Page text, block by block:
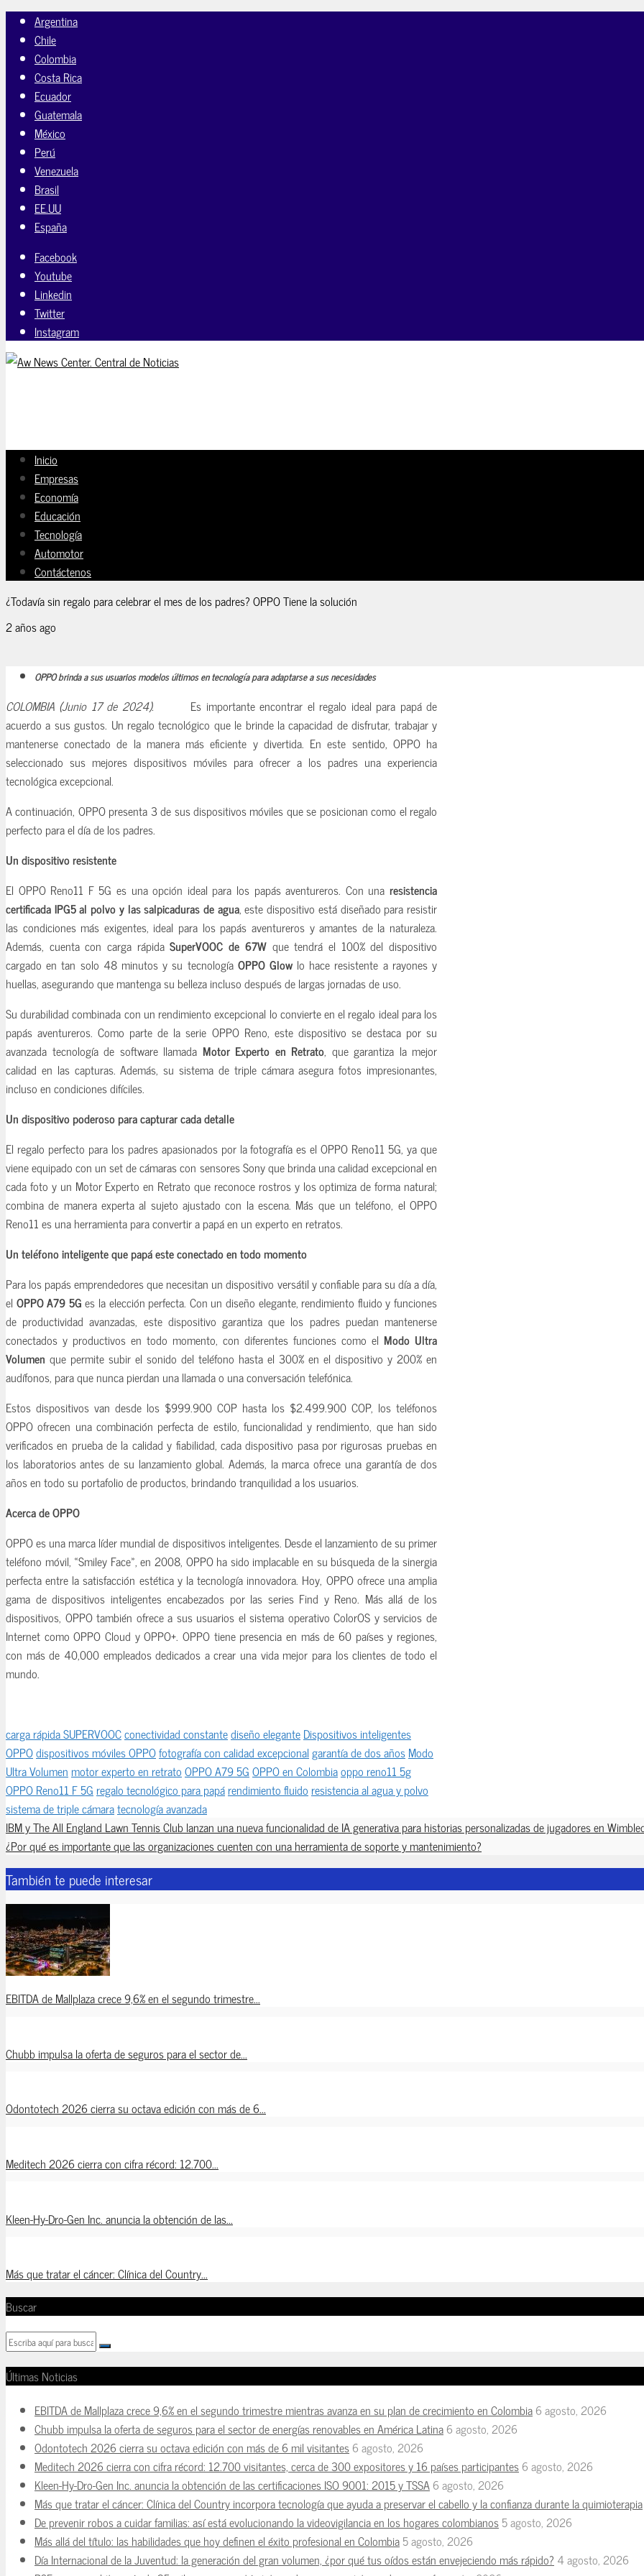
Argentina
Chile
Colombia
Costa Rica
Ecuador
Guatemala
México
Perú
Venezuela
Brasil
EE.UU
España
Facebook
Youtube
Linkedin
Twitter
Instagram
Inicio
Empresas
Economía
Educación
Tecnología
Automotor
Contáctenos
¿Todavía sin regalo para celebrar el mes de los padres? OPPO Tiene la solución
2 años ago
OPPObrinda a sus usuarios modelos últimos en tecnologíapara adaptarse a sus necesidades
COLOMBIA (Junio 17 de 2024). Es importante encontrar el regalo ideal para papá de
acuerdo a sus gustos. Un regalo tecnológico que le brinde la capacidad de disfrutar, trabajar y
mantenerse conectado de la manera más eficiente y divertida. En este sentido, OPPO ha
seleccionado sus mejores dispositivos móviles para ofrecer a los padres una experiencia
tecnológica excepcional.
A continuación, OPPO presenta 3 de sus dispositivos móviles que se posicionan como el regalo
perfecto para el día de los padres.
Un dispositivo resistente
El OPPO Reno11 F 5G es una opción ideal para los papás aventureros. Con una resistencia
certificada IPG5 al polvo y las salpicaduras de agua, este dispositivo está diseñado para resistir
las condiciones más exigentes, ideal para los papás aventureros y amantes de la naturaleza.
Además, cuenta con carga rápidaSuperVOOC de 67Wque tendrá el 100% del dispositivo
cargado en tan solo 48 minutos y su tecnología OPPO Glowlo hace resistente a rayones y
huellas, asegurando que mantenga su belleza incluso después de largas jornadas de uso.
Su durabilidad combinada con un rendimiento excepcional lo convierte en el regalo ideal para los
papás aventureros. Como parte de la serie OPPO Reno, este dispositivo se destaca por su
avanzada tecnología de software llamada Motor Experto en Retrato, que garantiza la mejor
calidad en las capturas. Además, su sistema de triple cámara asegura fotos impresionantes,
incluso en condiciones difíciles.
Un dispositivo poderoso para capturar cada detalle
El regalo perfecto para los padres apasionados por la fotografía es el OPPO Reno11 5G, ya que
viene equipado con un set de cámaras con sensores Sony que brinda una calidad excepcional en
cada foto y un Motor Experto en Retrato que reconoce rostros y los optimiza de forma natural;
combina de manera experta al sujeto ajustado con la escena. Más que un teléfono, el OPPO
Reno11 es una herramienta para convertir a papá en un experto en retratos.
Un teléfono inteligente que papá este conectado en todo momento
Para los papás emprendedores que necesitan un dispositivo versátil y confiable para su día a día,
el OPPO A79 5Ges la elección perfecta. Con un diseño elegante, rendimiento fluido y funciones
de productividad avanzadas, este dispositivo garantiza que los padres puedan mantenerse
conectados y productivos en todo momento, con diferentes funciones como el Modo Ultra
Volumen que permite subir el sonido del teléfono hasta el 300% en el dispositivo y 200% en
audífonos, para que nunca pierdan una llamada o una conversación telefónica.
Estos dispositivos van desde los $999.900 COP hasta los $2.499.900 COP, los teléfonos
OPPO ofrecen una combinación perfecta de estilo, funcionalidad y rendimiento, que han sido
verificados en prueba de la calidad y fiabilidad, cada dispositivo pasa por rigurosas pruebas en
los laboratorios antes de su lanzamiento global. Además, la marca ofrece una garantía de dos
años en todo su portafolio de productos, brindando tranquilidad a los usuarios.
Acerca de OPPO
OPPO es una marca líder mundial de dispositivos inteligentes. Desde el lanzamiento de su primer
teléfono móvil, «Smiley Face», en 2008, OPPO ha sido implacable en su búsqueda de la sinergia
perfecta entre la satisfacción estética y la tecnología innovadora. Hoy, OPPO ofrece una amplia
gama de dispositivos inteligentes encabezados por las series Find y Reno. Más allá de los
dispositivos, OPPO también ofrece a sus usuarios el sistema operativo ColorOS y servicios de
Internet como OPPO Cloud y OPPO+. OPPO tiene presencia en más de 60 países y regiones,
con más de 40,000 empleados dedicados a crear una vida mejor para los clientes de todo el
mundo.
carga rápida SUPERVOOCconectividad constantediseño eleganteDispositivos inteligentes
OPPOdispositivos móviles OPPOfotografía con calidad excepcionalgarantía de dos añosModo
Ultra Volumen motor experto en retratoOPPO A79 5GOPPO en Colombiaoppo reno11 5g
OPPO Reno11 F 5G regalo tecnológico para papárendimiento fluido resistencia al agua y polvo
sistema de triple cámaratecnología avanzada
IBM y The All England Lawn Tennis Club lanzan una nueva funcionalidad de IA generativa para historias personalizadas de jugadores en
¿Por qué es importante que las organizaciones cuenten con una herramienta de soporte y mantenimiento?
También te puede interesar
EBITDA de Mallplaza crece 9,6% en el segundo trimestre...
Chubb impulsa la oferta de seguros para el sector de...
Odontotech 2026 cierra su octava edición con más de 6...
Meditech 2026 cierra con cifra récord: 12.700...
Kleen-Hy-Dro-Gen Inc. anuncia la obtención de las...
Más que tratar el cáncer: Clínica del Country...
Buscar
Últimas Noticias
EBITDA de Mallplaza crece 9,6% en el segundo trimestre mientras avanza en su plan de crecimiento en Colombia6 agosto, 2026
Chubb impulsa la oferta de seguros para el sector de energías renovables en América Latina6 agosto, 2026
Odontotech 2026 cierra su octava edición con más de 6 mil visitantes6 agosto, 2026
Meditech 2026 cierra con cifra récord: 12.700 visitantes, cerca de 300 expositores y 16 países participantes6 agosto, 2026
Kleen-Hy-Dro-Gen Inc. anuncia la obtención de las certificaciones ISO 9001: 2015 y TSSA6 agosto, 2026
Más que tratar el cáncer: Clínica del Country incorpora tecnología que ayuda a preservar el cabello y la confianza durante la quimioterapia
De prevenir robos a cuidar familias: así está evolucionando la videovigilancia en los hogares colombianos5 agosto, 2026
Más allá del título: las habilidades que hoy definen el éxito profesional en Colombia5 agosto, 2026
Día Internacional de la Juventud: la generación del gran volumen, ¿por qué tus oídos están envejeciendo más rápido? 4 agosto, 2026